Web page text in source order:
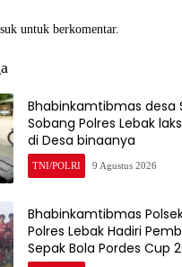
untuk berkomentar.
Bhabinkamtibmas desa
Sobang Polres Lebak
di Desa binaanya
TNI/POLRI 9 Agustus 2026
Bhabinkamtibmas
Polres Lebak Hadiri
Sepak Bola Pordes Cup